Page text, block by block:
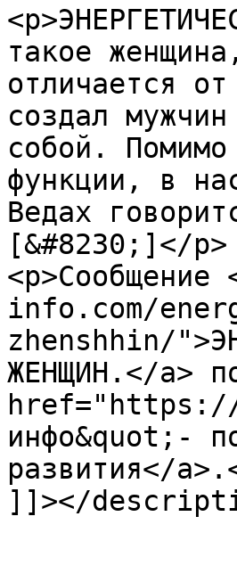
такое
отличается
создал
собой.
функции, в
Ведах
[&#8230;]</p>
info.com/
zhenshhin/
ЖЕНЩИН.</a>
href="https://
инфо&quot;-
развития</
]]></